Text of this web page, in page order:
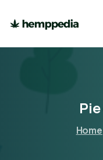
Pie
Home